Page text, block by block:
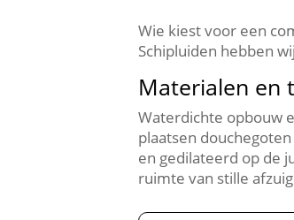
Wie kiest voor een
Schipluiden hebben
Materialen en
Waterdichte opbouw
plaatsen
en gedilateerd op de
ruimte van stille